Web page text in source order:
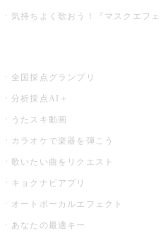
気持ちよく歌おう！『マスクエフェ
全国採点グランプリ
分析採点AI＋
うたスキ動画
カラオケで楽器を弾こう
歌いたい曲をリクエスト
キョクナビアプリ
オートボーカルエフェクト
あなたの最適キー